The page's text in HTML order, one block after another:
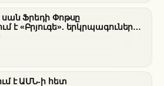
սան Ֆրեդի Փոթսը
է «Բրյուգե». երկրպագուների
և ակումբի ռազմավարությունը
է ԱՄՆ-ի հետ